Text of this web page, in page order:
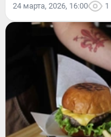
24 марта, 2026, 16:00 1